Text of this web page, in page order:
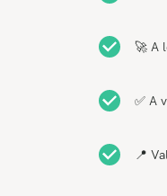
🚀 A
✅ A
📍